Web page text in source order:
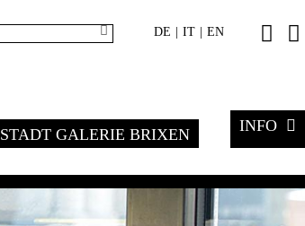
DE IT EN
STADT GALERIE BRIXEN INFO